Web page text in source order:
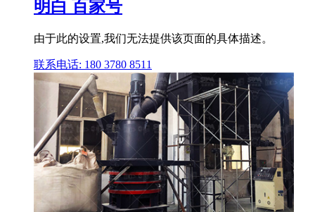
明白 百家号
由于此的设置,我们无法提供该页面的具体描述。
联系电话: 180 3780 8511